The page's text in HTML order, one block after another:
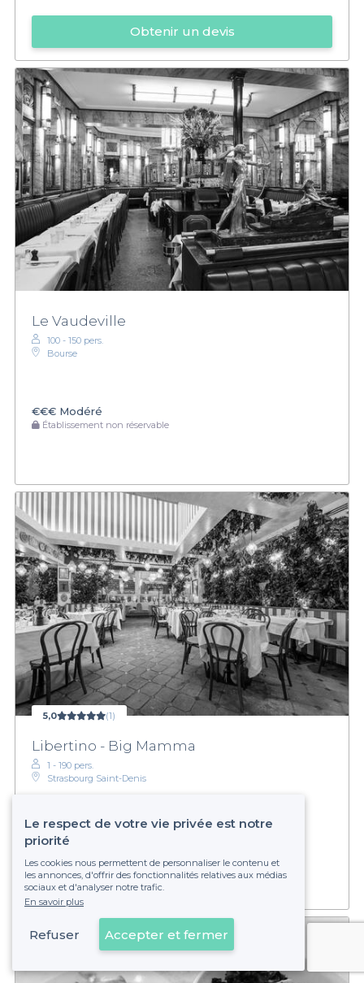
Obtenir un devis
Le Vaudeville
100 - 150 pers.
Bourse
€€€ Modéré
Établissement non réservable
5,0 (1)
Libertino - Big Mamma
1 - 190 pers.
Strasbourg Saint-Denis
€€Abordable
Voir sur la carte
Le respect de votre vie privée est notre
priorité
Les cookies nous permettent de personnaliser le contenu et
les annonces, d'offrir des fonctionnalités relatives aux médias
sociaux et d'analyser notre trafic.
En savoir plus
Refuser Accepter et fermer